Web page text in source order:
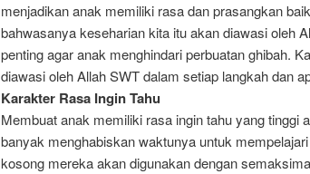
menjadikan anak memiliki rasa dan prasangkan
bahwasanya keseharian kita itu akan diawasi oleh
penting agar anak menghindari perbuatan ghibah.
diawasi oleh Allah SWT dalam setiap langkah dan
Karakter Rasa Ingin Tahu
Membuat anak memiliki rasa ingin tahu yang tinggi
banyak menghabiskan waktunya untuk
kosong mereka akan digunakan dengan